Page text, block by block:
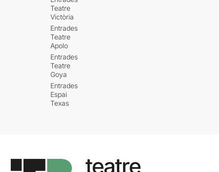
Teatre
Victòria
Entrades
Teatre
Apolo
Entrades
Teatre
Goya
Entrades
Espai
Texas